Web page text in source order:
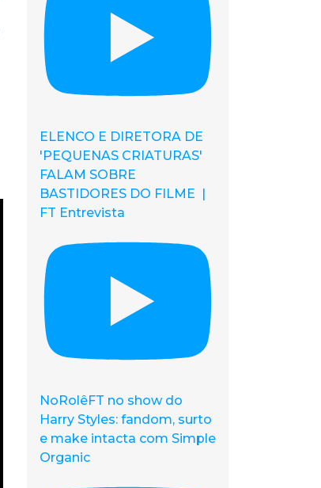
ELENCO E DIRETORA DE
'PEQUENAS CRIATURAS'
FALAM SOBRE
BASTIDORES DO FILME |
FT Entrevista
NoRolêFT no show do
Harry Styles: fandom, surto
e make intacta com Simple
Organic